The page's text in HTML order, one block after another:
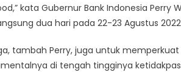
Persen
kata Gubernur Bank Indonesia Perry
dua hari pada 22-23 Agustus
tambah Perry, juga untuk
di tengah tingginya